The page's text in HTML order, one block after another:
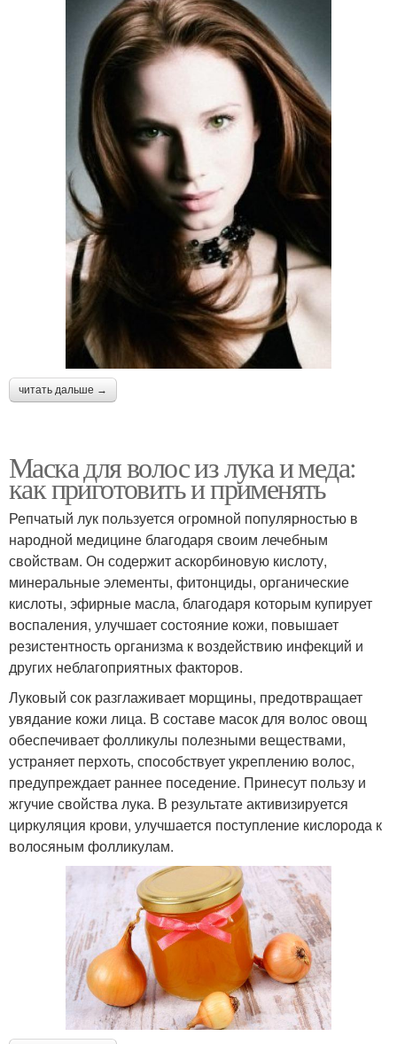
читать дальше →
Маска для волос из лука и меда:
как приготовить и применять
Репчатый лук пользуется огромной популярностью в
народной медицине благодаря своим лечебным
свойствам. Он содержит аскорбиновую кислоту,
минеральные элементы, фитонциды, органические
кислоты, эфирные масла, благодаря которым купирует
воспаления, улучшает состояние кожи, повышает
резистентность организма к воздействию инфекций и
других неблагоприятных факторов.
Луковый сок разглаживает морщины, предотвращает
увядание кожи лица. В составе масок для волос овощ
обеспечивает фолликулы полезными веществами,
устраняет перхоть, способствует укреплению волос,
предупреждает раннее поседение. Принесут пользу и
жгучие свойства лука. В результате активизируется
циркуляция крови, улучшается поступление кислорода к
волосяным фолликулам.